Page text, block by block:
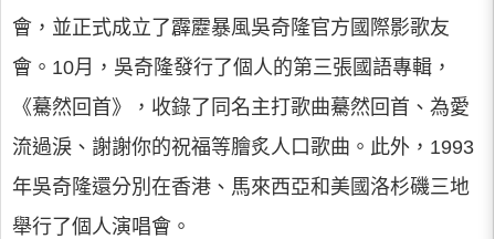
會，並正式成立了霹靂暴風吳奇隆官方國際影歌友
會。10月，吳奇隆發行了個人的第三張國語專輯，
《驀然回首》，收錄了同名主打歌曲驀然回首、為愛
流過淚、謝謝你的祝福等膾炙人口歌曲。此外，1993
年吳奇隆還分別在香港、馬來西亞和美國洛杉磯三地
舉行了個人演唱會。